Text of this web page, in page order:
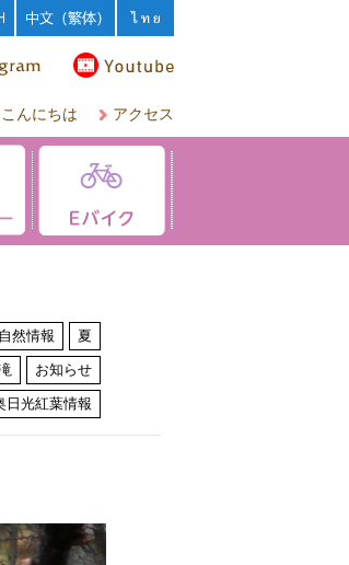
んにちは アクセス
然情報 夏
お知らせ
日光紅葉情報